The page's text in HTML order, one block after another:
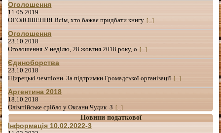
Оголошення
11.05.2019
ОГОЛОШЕННЯ Всім, хто бажає придбати книгу [...]
Оголошення
23.10.2018
Оголошення У неділю, 28 жовтня 2018 року, о [...]
Єдиноборства
23.10.2018
Щирецькі чемпіони За підтримки Громадської організації [...]
Аргентина 2018
18.10.2018
Олімпійське срібло у Оксани Чудик З [...]
Новини податкової
Інформація 10.02.2022-3